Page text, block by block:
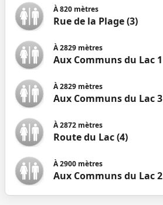
À820 mètres
Rue de la Plage (3)
À2829 mètres
Aux Communs du Lac 1
À2829 mètres
Aux Communs du Lac 3
À2872 mètres
Route du Lac (4)
À2900 mètres
Aux Communs du Lac 2